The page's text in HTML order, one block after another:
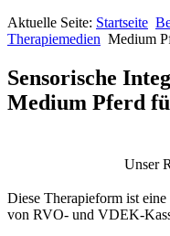
Aktuelle Seite: Startseite
Therapiemedien Medium
Sensorische
Medium Pferd
Unser
Diese Therapieform ist
von RVO- und VDEK-